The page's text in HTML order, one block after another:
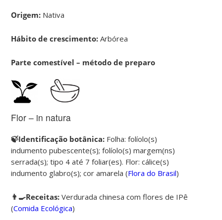
Origem: Nativa
Hábito de crescimento: Arbórea
Parte comestível – método de preparo
Flor – in natura
🍃Identificação botânica: Folha: folíolo(s)
indumento pubescente(s); folíolo(s) margem(ns)
serrada(s); tipo 4 até 7 foliar(es). Flor: cálice(s)
indumento glabro(s); cor amarela (Flora do Brasil)
👨‍🍳Receitas:Verdurada chinesa com flores de IPê
(Comida Ecológica)